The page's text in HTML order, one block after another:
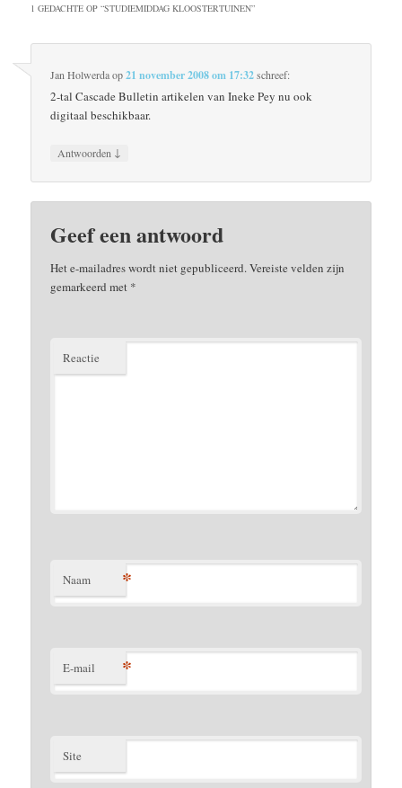
1 GEDACHTE OP “STUDIEMIDDAG KLOOSTERTUINEN”
Jan Holwerdaop21 november 2008 om 17:32schreef:
2-tal Cascade Bulletin artikelen van Ineke Pey nu ook
digitaal beschikbaar.
Antwoorden ↓
Geef een antwoord
Het e-mailadres wordt niet gepubliceerd.Vereiste velden zijn
gemarkeerd met *
Reactie
Naam *
E-mail *
Site